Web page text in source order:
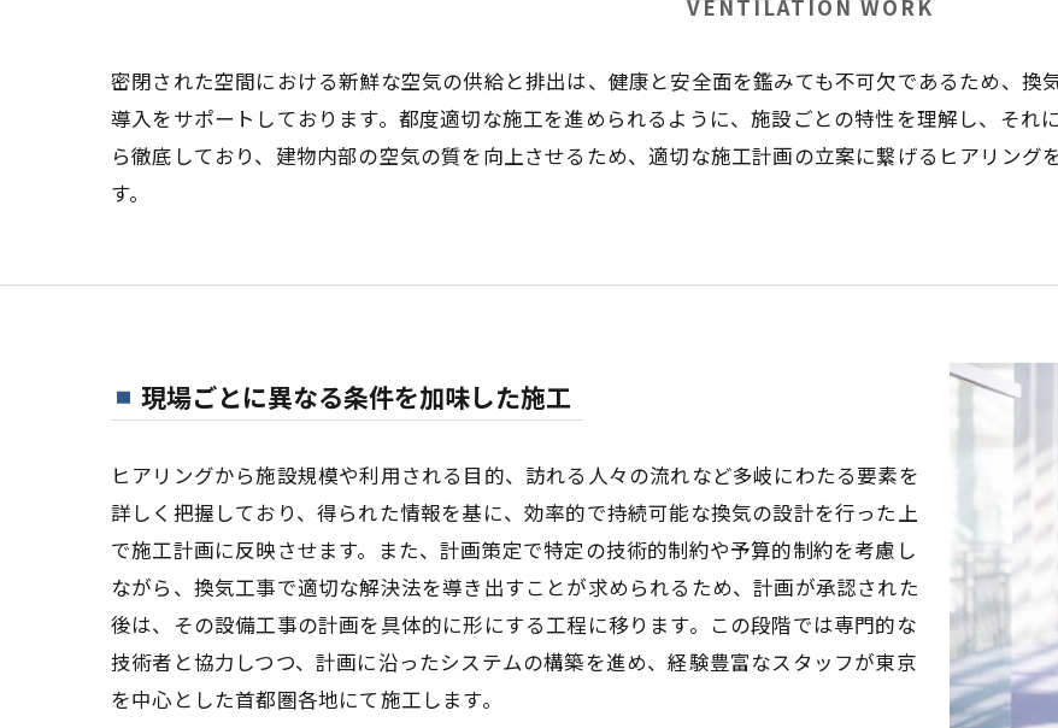
VENTILATION WORK
密閉された空間における新鮮な空気の供給と排出は、健康と安全面を鑑みても不可欠であるため、換
導入をサポートしております。都度適切な施工を進められるように、施設ごとの特性を理解し、それ
ら徹底しており、建物内部の空気の質を向上させるため、適切な施工計画の立案に繋げるヒアリング
す。
現場ごとに異なる条件を加味した施工
ヒアリングから施設規模や利用される目的、訪れる人々の流れなど多岐にわたる要素を
詳しく把握しており、得られた情報を基に、効率的で持続可能な換気の設計を行った上
で施工計画に反映させます。また、計画策定で特定の技術的制約や予算的制約を考慮し
ながら、換気工事で適切な解決法を導き出すことが求められるため、計画が承認された
後は、その設備工事の計画を具体的に形にする工程に移ります。この段階では専門的な
技術者と協力しつつ、計画に沿ったシステムの構築を進め、経験豊富なスタッフが東京
を中心とした首都圏各地にて施工します。